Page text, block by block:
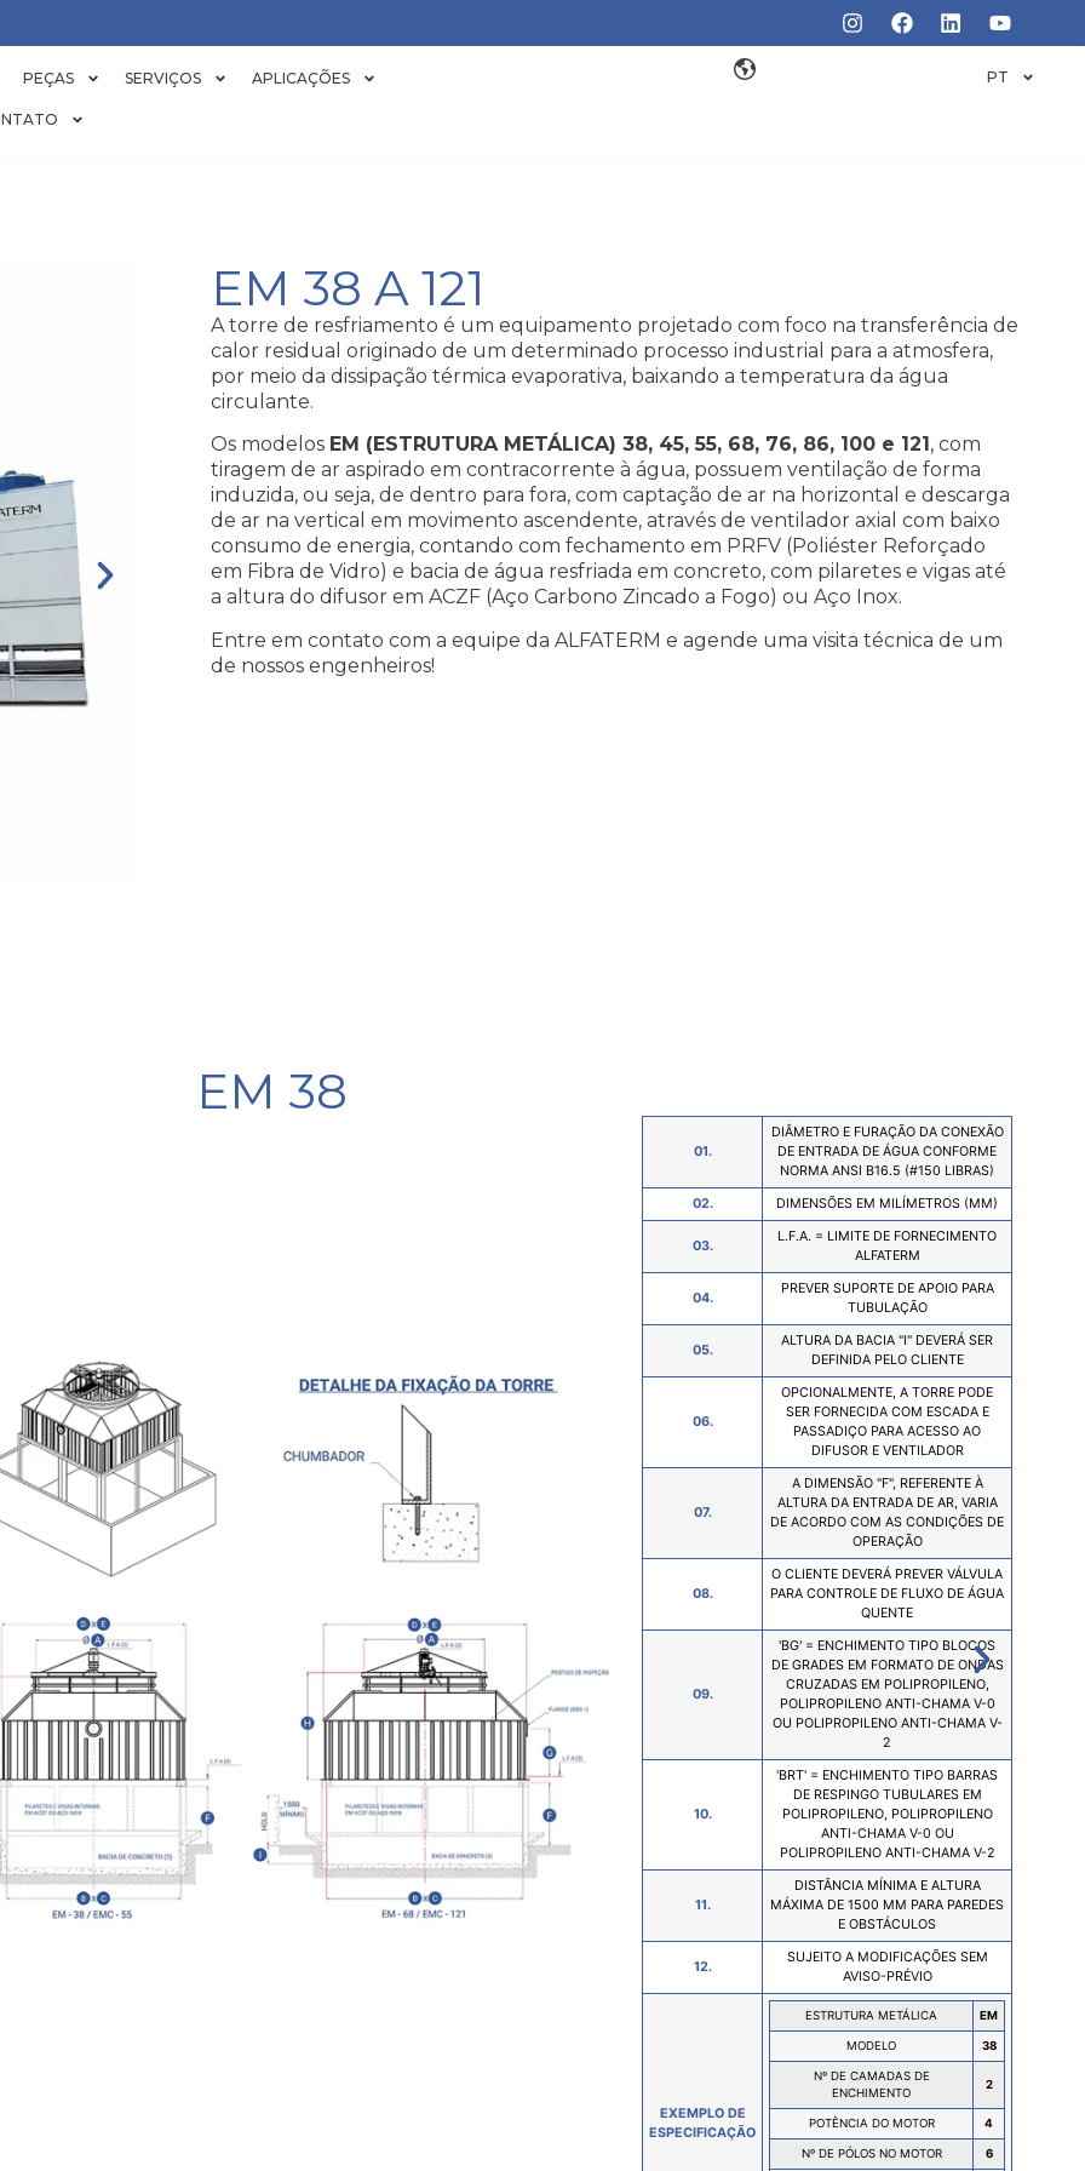
PEÇAS SERVIÇOS APLICAÇÕES PT
EM 38 A 121
A torre de resfriamento é um equipamento projetado com foco na transferência de
calor residual originado de um determinado processo industrial para a atmosfera,
por meio da dissipação térmica evaporativa, baixando a temperatura da água
circulante.
Os modelos EM (ESTRUTURA METÁLICA)38, 45, 55, 68, 76, 86, 100 e 121 , com
tiragem de ar aspirado em contracorrente à água, possuem ventilação de forma
induzida, ou seja, de dentro para fora, com captação de ar na horizontal e descarga
de ar na vertical em movimento ascendente, através de ventilador axial com baixo
consumo de energia, contando com fechamento em PRFV (Poliéster Reforçado
em Fibra de Vidro) e bacia de água resfriada em concreto, com pilaretes e vigas até
a altura do difusor em ACZF (Aço Carbono Zincado a Fogo) ou Aço Inox.
Entre em contato com a equipe da ALFATERM e agende uma visita técnica de um
de nossos engenheiros!
EM 38
01.
DIÂMETRO E FURAÇÃO DA CONEXÃO
DE ENTRADA DE ÁGUA CONFORME
NORMA ANSI B16.5 (#150 LIBRAS)
02. DIMENSÕES EM MILÍMETROS (MM)
03.
L.F.A. = LIMITE DE FORNECIMENTO
ALFATERM
04.
PREVER SUPORTE DE APOIO PARA
TUBULAÇÃO
05.
ALTURA DA BACIA "I" DEVERÁ SER
DEFINIDA PELO CLIENTE
06.
OPCIONALMENTE, A TORRE PODE
SER FORNECIDA COM ESCADA E
PASSADIÇO PARA ACESSO AO
DIFUSOR E VENTILADOR
07.
A DIMENSÃO "F", REFERENTE À
ALTURA DA ENTRADA DE AR, VARIA
DE ACORDO COM AS CONDIÇÕES DE
OPERAÇÃO
08.
O CLIENTE DEVERÁ PREVER VÁLVULA
PARA CONTROLE DE FLUXO DE ÁGUA
QUENTE
09.
'BG' = ENCHIMENTO TIPO BLOCOS
DE GRADES EM FORMATO DE ONDAS
CRUZADAS EM POLIPROPILENO,
POLIPROPILENO ANTI-CHAMA V-0
OU POLIPROPILENO ANTI-CHAMA V-
2
10.
'BRT' = ENCHIMENTO TIPO BARRAS
DE RESPINGO TUBULARES EM
POLIPROPILENO, POLIPROPILENO
ANTI-CHAMA V-0 OU
POLIPROPILENO ANTI-CHAMA V-2
11.
DISTÂNCIA MÍNIMA E ALTURA
MÁXIMA DE 1500 MM PARA PAREDES
E OBSTÁCULOS
12.
SUJEITO A MODIFICAÇÕES SEM
AVISO-PRÉVIO
EXEMPLO DE
ESPECIFICAÇÃO
ESTRUTURA METÁLICA EM
MODELO 38
Nº DE CAMADAS DE
ENCHIMENTO
2
POTÊNCIA DO MOTOR 4
Nº DE PÓLOS NO MOTOR 6